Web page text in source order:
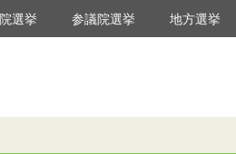
選挙 参議院選挙 地方選挙